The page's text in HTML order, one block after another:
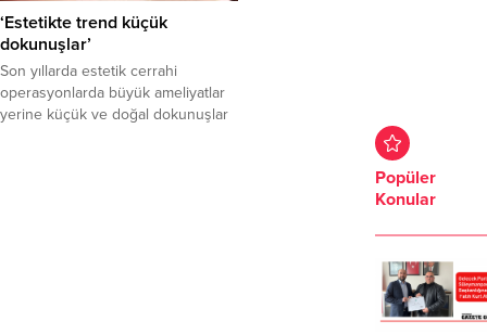
‘Estetikte trend küçük
dokunuşlar’
Son yıllarda estetik cerrahi
operasyonlarda büyük ameliyatlar
yerine küçük ve doğal dokunuşlar
Popüler
Konular